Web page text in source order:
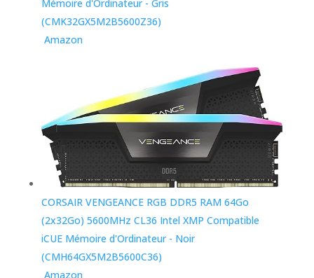
Mémoire d'Ordinateur - Gris
(CMK32GX5M2B5600Z36)
CORSAIR VENGEANCE RGB DDR5 RAM 64Go
(2x32Go) 5600MHz CL36 Intel XMP Compatible
iCUE Mémoire d'Ordinateur - Noir
(CMH64GX5M2B5600C36)